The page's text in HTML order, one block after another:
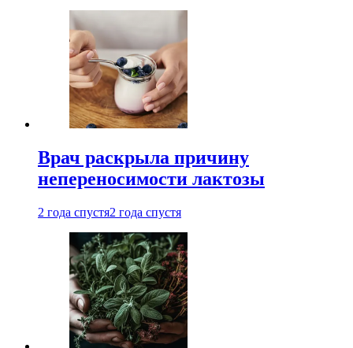
Врач раскрыла причину
непереносимости лактозы
2 года спустя2 года спустя